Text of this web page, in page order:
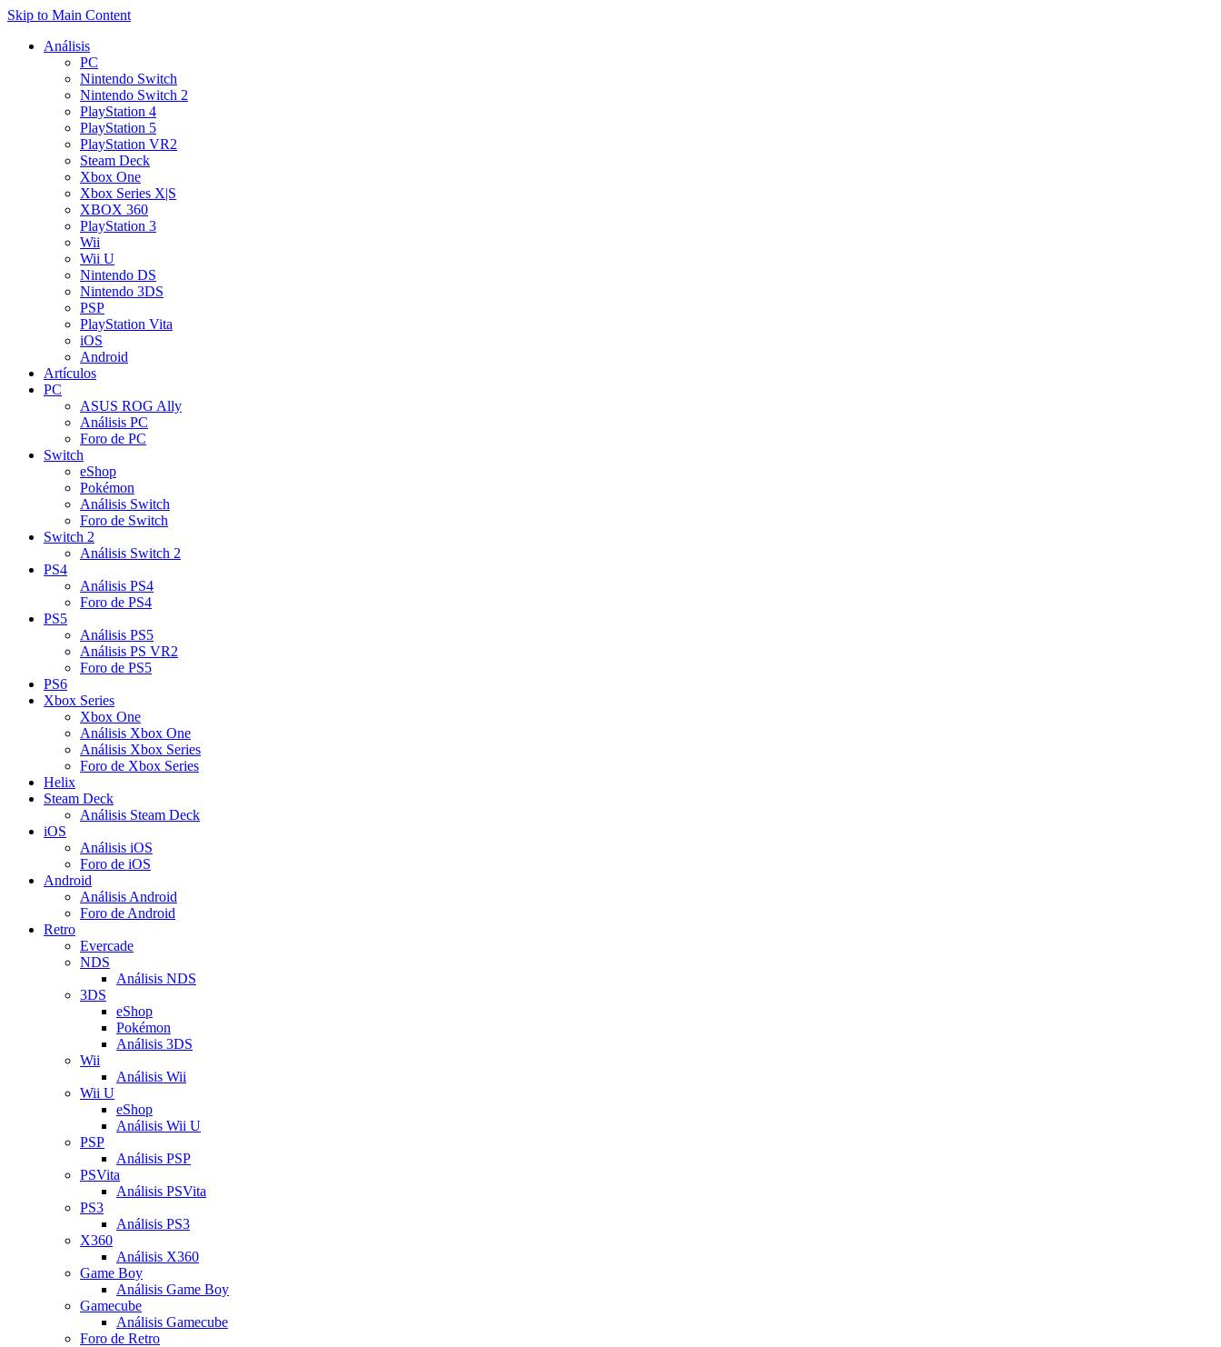
Skip to Main Content
Análisis
PC
Nintendo Switch
Nintendo Switch 2
PlayStation 4
PlayStation 5
PlayStation VR2
Steam Deck
Xbox One
Xbox Series X|S
XBOX 360
PlayStation 3
Wii
Wii U
Nintendo DS
Nintendo 3DS
PSP
PlayStation Vita
iOS
Android
Artículos
PC
ASUS ROG Ally
Análisis PC
Foro de PC
Switch
eShop
Pokémon
Análisis Switch
Foro de Switch
Switch 2
Análisis Switch 2
PS4
Análisis PS4
Foro de PS4
PS5
Análisis PS5
Análisis PS VR2
Foro de PS5
PS6
Xbox Series
Xbox One
Análisis Xbox One
Análisis Xbox Series
Foro de Xbox Series
Helix
Steam Deck
Análisis Steam Deck
iOS
Análisis iOS
Foro de iOS
Android
Análisis Android
Foro de Android
Retro
Evercade
NDS
Análisis NDS
3DS
eShop
Pokémon
Análisis 3DS
Wii
Análisis Wii
Wii U
eShop
Análisis Wii U
PSP
Análisis PSP
PSVita
Análisis PSVita
PS3
Análisis PS3
X360
Análisis X360
Game Boy
Análisis Game Boy
Gamecube
Análisis Gamecube
Foro de Retro